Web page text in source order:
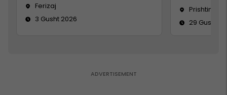
Ferizaj
3 Gusht 2026
Prishtinë
29 Gusht